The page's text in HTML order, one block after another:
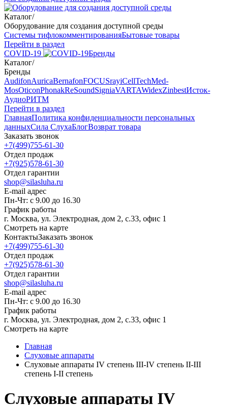
Каталог/
Оборудование для создания доступной среды
Системы тифлокомментированияБытовые товары
Перейти в раздел
COVID-19
Бренды
Каталог/
Бренды
AudifonAuricaBernafonFOCUSrayiCellTechMed-
MosOticonPhonakReSoundSigniaVARTAWidexZinbestИсток-
АудиоРИТМ
Перейти в раздел
ГлавнаяПолитика конфиденциальности персональных
данныхСила СлухаБлогВозврат товара
Заказать звонок
+7(499)755-61-30
Отдел продаж
+7(925)578-61-30
Отдел гарантии
shop@silasluha.ru
E-mail адрес
Пн-Чт: с 9.00 до 16.30
График работы
г. Москва, ул. Электродная, дом 2, с.33, офис 1
Смотреть на карте
КонтактыЗаказать звонок
+7(499)755-61-30
Отдел продаж
+7(925)578-61-30
Отдел гарантии
shop@silasluha.ru
E-mail адрес
Пн-Чт: с 9.00 до 16.30
График работы
г. Москва, ул. Электродная, дом 2, с.33, офис 1
Смотреть на карте
Главная
Слуховые аппараты
Слуховые аппараты IV степень III-IV степень II-III
степень I-II степень
Слуховые аппараты IV